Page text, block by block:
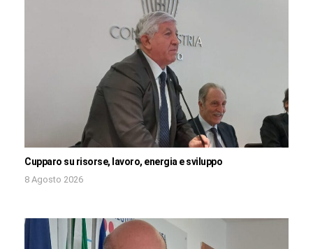
Cupparo su risorse, lavoro, energia e sviluppo
8 Agosto 2026